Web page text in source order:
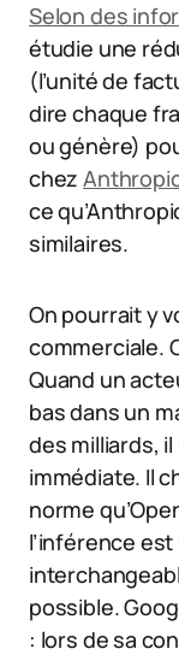
Selon des
étudie une
(l’unité de
dire chaque
ou génère)
chez
ce
similaires.
On pourrait y
commerciale.
Quand un
bas dans un
des milliards,
immédiate. Il
norme
l’inférence
possible.
: lors de sa